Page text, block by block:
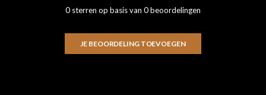
0 sterren op basis van 0 beoordelingen
JE BEOORDELING TOEVOEGEN